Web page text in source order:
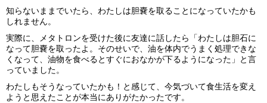
知らないままでいたら、わたしは胆嚢を取ることになっていたかも
しれません。
実際に、メタトロンを受けた後に友達に話したら「わたしは胆石に
なって胆嚢を取ったよ。そのせいで、油を体内でうまく処理できな
くなって、油物を食べるとすぐにおなかが下るようになった」と言
っていました。
わたしもそうなっていたかも！と感じて、今気づいて食生活を変え
ようと思えたことが本当にありがたかったです。